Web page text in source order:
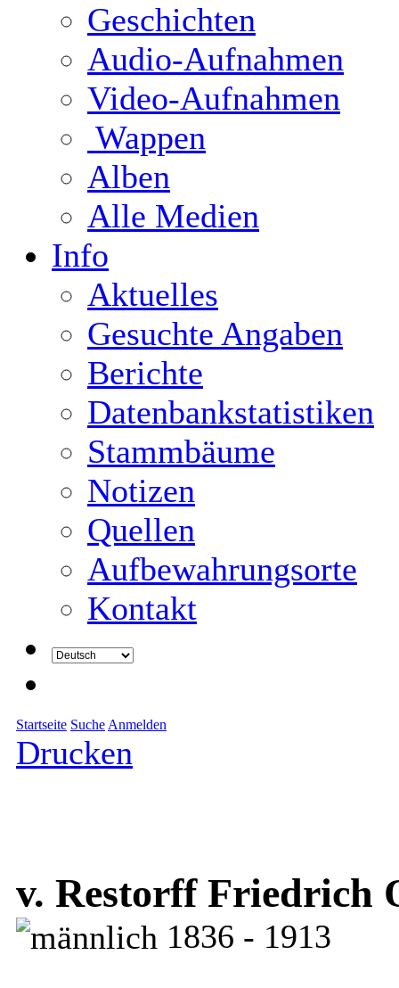
Geschichten
Audio-Aufnahmen
Video-Aufnahmen
Wappen
Alben
Alle Medien
Info
Aktuelles
Gesuchte Angaben
Berichte
Datenbankstatistiken
Stammbäume
Notizen
Quellen
Aufbewahrungsorte
Kontakt
Startseite Suche Anmelden
Drucken
v. Restorff Friedrich
1836 - 1913